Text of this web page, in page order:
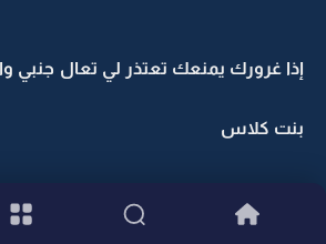
إذا غرورك يمنعك تعتذر لي تعال جنبي
بنت كلاس